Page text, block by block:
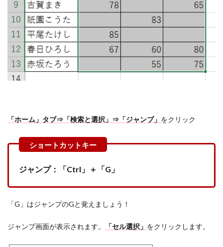
「ホーム」タブ⇒「検索と選択」⇒「ジャンプ」 をクリック
ジャンプ：「Ctrl」＋「G」
「G」はジャンプのGと覚えましょう！
ジャンプ画面が表示されます。 「セル選択」 をクリックします。